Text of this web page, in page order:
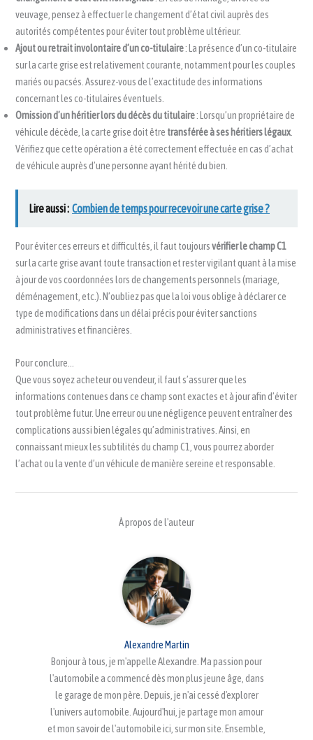
veuvage, pensez à effectuer le changement d’état civil auprès des
autorités compétentes pour éviter tout problème ultérieur.
Ajout ou retrait involontaire d’un co-titulaire: La présence d’un co-titulaire
sur la carte grise est relativement courante, notamment pour les couples
mariés ou pacsés. Assurez-vous de l’exactitude des informations
concernant les co-titulaires éventuels.
Omission d’un héritier lors du décès du titulaire: Lorsqu’un propriétaire de
véhicule décède, la carte grise doit être transférée à ses héritiers légaux
Vérifiez que cette opération a été correctement effectuée en cas d’achat
de véhicule auprès d’une personne ayant hérité du bien.
Lire aussi : Combien de temps pour recevoir une carte grise ?
Pour éviter ces erreurs et difficultés, il faut toujoursvérifier le champ C1
sur la carte grise avant toute transaction et rester vigilant quant à la mise
à jour de vos coordonnées lors de changements personnels (mariage,
déménagement, etc.). N’oubliez pas que la loi vous oblige à déclarer ce
type de modifications dans un délai précis pour éviter sanctions
administratives et financières.
Pour conclure…
Que vous soyez acheteur ou vendeur, il faut s’assurer que les
informations contenues dans ce champ sont exactes et à jour afin d’éviter
tout problème futur. Une erreur ou une négligence peuvent entraîner des
complications aussi bien légales qu’administratives. Ainsi, en
connaissant mieux les subtilités du champ C1, vous pourrez aborder
l’achat ou la vente d’un véhicule de manière sereine et responsable.
À propos de l'auteur
Alexandre Martin
Bonjour à tous, je m'appelle Alexandre. Ma passion pour
l'automobile a commencé dès mon plus jeune âge, dans
le garage de mon père. Depuis, je n'ai cessé d'explorer
l'univers automobile. Aujourd'hui, je partage mon amour
et mon savoir de l'automobile ici, sur mon site. Ensemble,